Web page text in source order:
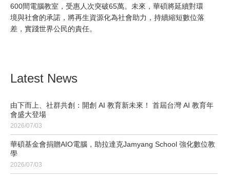
600間電腦教室，受惠人次突破65萬。未來，華碩將延續對環
境與社會的承諾，將再生資源化為社會助力，持續縮短數位落
差，實踐世界公民的責任。
Latest News
由下而上、社群共創：開創 AI 教育新未來！ 首屆台灣 AI 教育年
會盛大登場
2026/07/03
華碩基金會捐贈AIO電腦，助拉達克Jamyang School 強化數位教
學
2026/07/03